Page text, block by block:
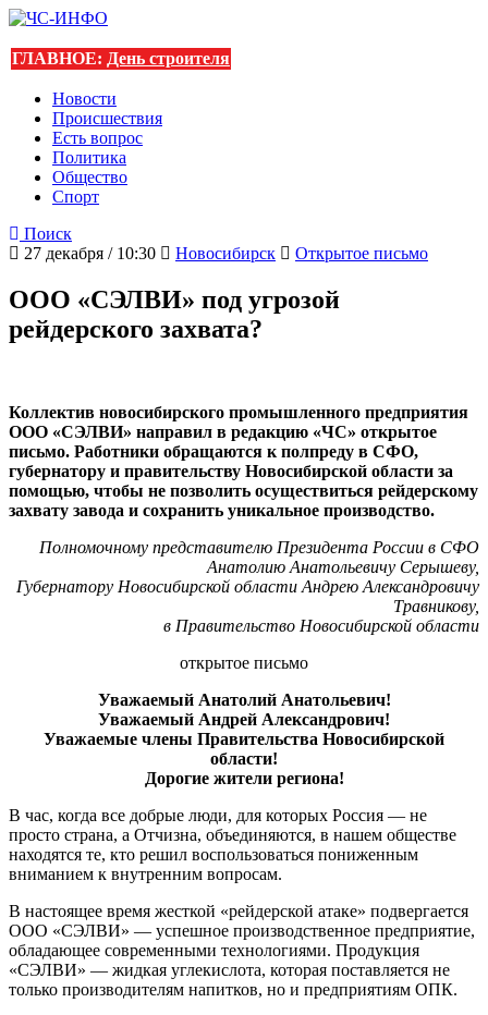
ГЛАВНОЕ: День строителя
Новости
Происшествия
Есть вопрос
Политика
Общество
Спорт
Поиск
27 декабря / 10:30
Новосибирск Открытое письмо
ООО «СЭЛВИ» под угрозой
рейдерского захвата?
Коллектив новосибирского промышленного предприятия
ООО «СЭЛВИ» направил в редакцию «ЧС» открытое
письмо. Работники обращаются к полпреду в СФО,
губернатору и правительству Новосибирской области за
помощью, чтобы не позволить осуществиться рейдерскому
захвату завода и сохранить уникальное производство.
Полномочному представителю Президента России в СФО
Анатолию Анатольевичу Серышеву,
Губернатору Новосибирской области Андрею Александровичу
Травникову,
в Правительство Новосибирской области
открытое письмо
Уважаемый Анатолий Анатольевич!
Уважаемый Андрей Александрович!
Уважаемые члены Правительства Новосибирской
области!
Дорогие жители региона!
В час, когда все добрые люди, для которых Россия — не
просто страна, а Отчизна, объединяются, в нашем обществе
находятся те, кто решил воспользоваться пониженным
вниманием к внутренним вопросам.
В настоящее время жесткой «рейдерской атаке» подвергается
ООО «СЭЛВИ» — успешное производственное предприятие,
обладающее современными технологиями. Продукция
«СЭЛВИ» — жидкая углекислота, которая поставляется не
только производителям напитков, но и предприятиям ОПК.